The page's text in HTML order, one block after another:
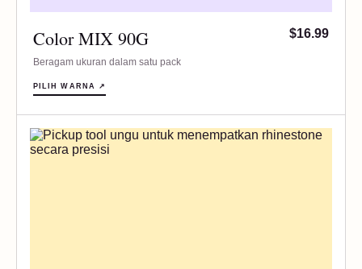
Color MIX 90G
Beragam ukuran dalam satu pack
$16.99
PILIH WARNA ↗